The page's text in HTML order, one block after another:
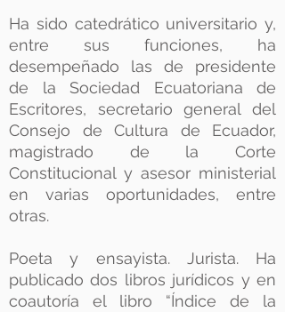
Ha sido catedrático universitario y,
entre sus funciones, ha
desempeñado las de presidente
de la Sociedad Ecuatoriana de
Escritores, secretario general del
Consejo de Cultura de Ecuador,
magistrado de la Corte
Constitucional y asesor ministerial
en varias oportunidades, entre
otras.
Poeta y ensayista. Jurista. Ha
publicado dos libros jurídicos y en
coautoría el libro “Índice de la